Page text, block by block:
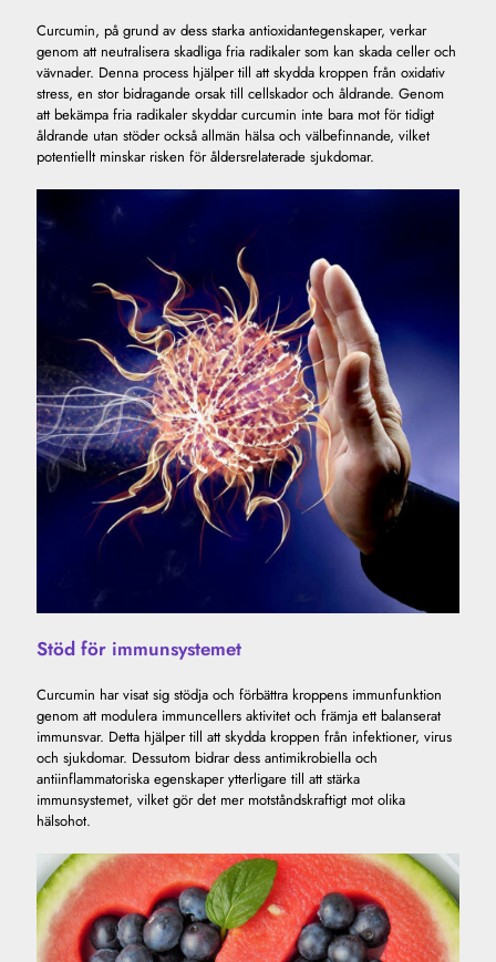
Curcumin, på grund av dess starka antioxidantegenskaper, verkar
genom att neutralisera skadliga fria radikaler som kan skada celler och
vävnader. Denna process hjälper till att skydda kroppen från oxidativ
stress, en stor bidragande orsak till cellskador och åldrande. Genom
att bekämpa fria radikaler skyddar curcumin inte bara mot för tidigt
åldrande utan stöder också allmän hälsa och välbefinnande, vilket
potentiellt minskar risken för åldersrelaterade sjukdomar.
Stöd för immunsystemet
Curcumin har visat sig stödja och förbättra kroppens immunfunktion
genom att modulera immuncellers aktivitet och främja ett balanserat
immunsvar. Detta hjälper till att skydda kroppen från infektioner, virus
och sjukdomar. Dessutom bidrar dess antimikrobiella och
antiinflammatoriska egenskaper ytterligare till att stärka
immunsystemet, vilket gör det mer motståndskraftigt mot olika
hälsohot.